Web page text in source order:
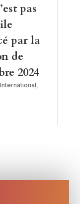
pas
par la
de
2024
International